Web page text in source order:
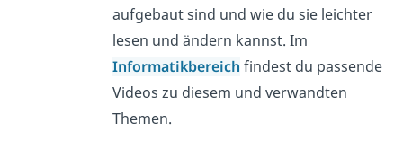
aufgebaut sind und wie du sie leichter
lesen und ändern kannst. Im
Informatikbereich findest du passende
Videos zu diesem und verwandten
Themen.